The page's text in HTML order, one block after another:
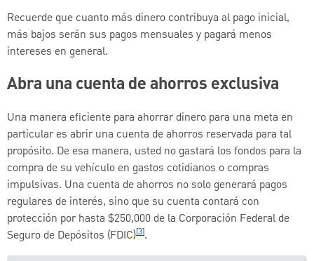
Recuerde que cuanto más dinero contribuya al pago inicial,
más bajos serán sus pagos mensuales y pagará menos
intereses en general.
Abra una cuenta de ahorros exclusiva
Una manera eficiente para ahorrar dinero para una meta en
particular es abrir una cuenta de ahorros reservada para tal
propósito. De esa manera, usted no gastará los fondos para la
compra de su vehículo en gastos cotidianos o compras
impulsivas. Una cuenta de ahorros no solo generará pagos
regulares de interés, sino que su cuenta contará con
protección por hasta $250,000 de la Corporación Federal de
Seguro de Depósitos (FDIC)[3].